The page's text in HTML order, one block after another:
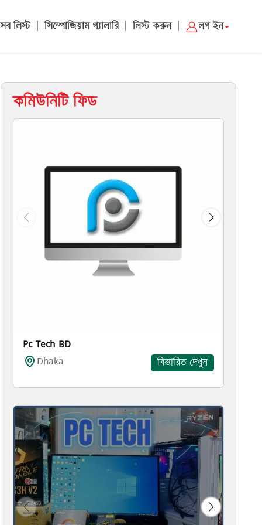
সব লিস্ট সিম্পোজিয়াম গ্যালারি লিস্ট করুন লগ ইন
কমিউনিটি ফিড
Pc Tech BD
Dhaka
বিস্তারিত দেখুন